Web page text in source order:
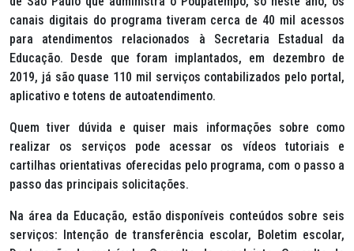
canais digitais do programa tiveram cerca de 40 mil acessos
para atendimentos relacionados à Secretaria Estadual da
Educação. Desde que foram implantados, em dezembro de
2019, já são quase 110 mil serviços contabilizados pelo portal,
aplicativo e totens de autoatendimento.
Quem tiver dúvida e quiser mais informações sobre como
realizar os serviços pode acessar os vídeos tutoriais e
cartilhas orientativas oferecidas pelo programa, com o passo a
passo das principais solicitações.
Na área da Educação, estão disponíveis conteúdos sobre seis
serviços: Intenção de transferência escolar, Boletim escolar,